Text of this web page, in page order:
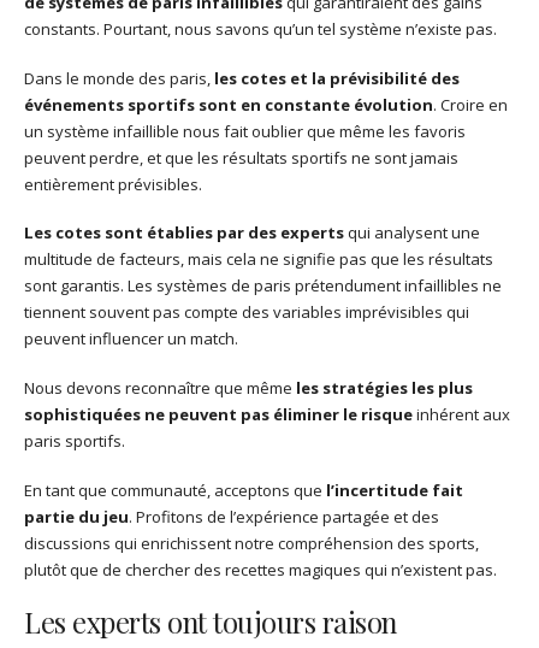
constants. Pourtant, nous savons qu’un tel système n’existe pas.
Dans le monde des paris, les cotes et la prévisibilité des
événements sportifs sont en constante évolution. Croire en
un système infaillible nous fait oublier que même les favoris
peuvent perdre, et que les résultats sportifs ne sont jamais
entièrement prévisibles.
Les cotes sont établies par des expertsqui analysent une
multitude de facteurs, mais cela ne signifie pas que les résultats
sont garantis. Les systèmes de paris prétendument infaillibles ne
tiennent souvent pas compte des variables imprévisibles qui
peuvent influencer un match.
Nous devons reconnaître que même les stratégies les plus
sophistiquées ne peuvent pas éliminer le risqueinhérent aux
paris sportifs.
En tant que communauté, acceptons que l’incertitude fait
partie du jeu. Profitons de l’expérience partagée et des
discussions qui enrichissent notre compréhension des sports,
plutôt que de chercher des recettes magiques qui n’existent pas.
Les experts ont toujours raison